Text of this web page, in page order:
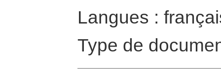
Langues :
Type de